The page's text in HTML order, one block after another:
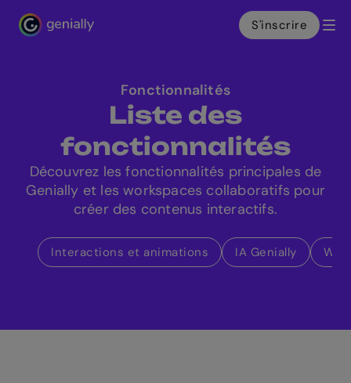
Genialy home page
S'inscrire
Fonctionnalités
Liste des
fonctionnalités
Découvrez les fonctionnalités principales de
Genially et les workspaces collaboratifs pour
créer des contenus interactifs.
Interactions et animations IA Genially